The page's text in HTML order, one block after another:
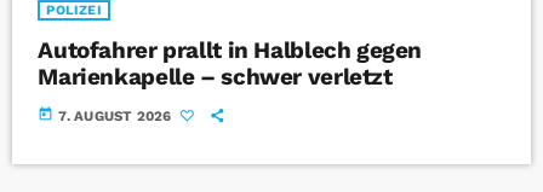
POLIZEI
Autofahrer prallt in Halblech gegen
Marienkapelle – schwer verletzt
today 7. AUGUST 2026